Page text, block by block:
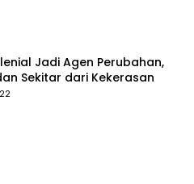
Jadi Agen Perubahan,
Sekitar dari Kekerasan